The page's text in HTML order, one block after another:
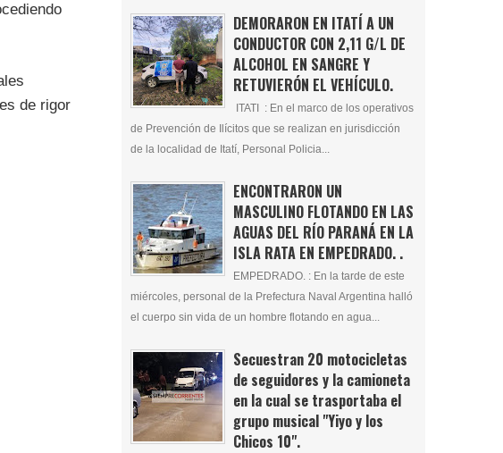
de rigor
DEMORARON EN ITATÍ A UN
CONDUCTOR CON 2,11 G/L DE
ALCOHOL EN SANGRE Y
RETUVIERÓN EL VEHÍCULO.
ITATI : En el marco de los operativos
de Prevención de Ilícitos que se realizan en jurisdicción
de la localidad de Itatí, Personal Policia...
ENCONTRARON UN
MASCULINO FLOTANDO EN LAS
AGUAS DEL RÍO PARANÁ EN LA
ISLA RATA EN EMPEDRADO. .
EMPEDRADO. : En la tarde de este
miércoles, personal de la Prefectura Naval Argentina halló
el cuerpo sin vida de un hombre flotando en agua...
Secuestran 20 motocicletas
de seguidores y la camioneta
en la cual se trasportaba el
grupo musical "Yiyo y los
Chicos 10".